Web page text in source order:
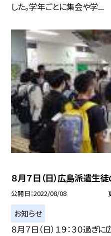
した。学年ごとに集会や学...
８月７日（日）広島派遣生
公開日 2022/08/08
お知らせ
８月７日（日）１９：３０過